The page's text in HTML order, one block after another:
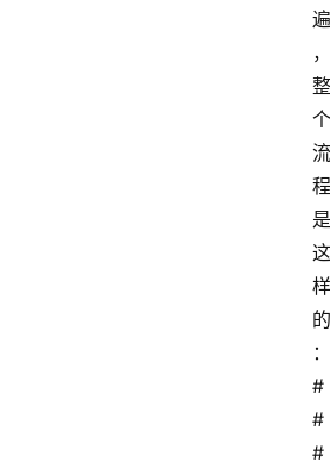
遍
，
整
个
流
程
是
这
样
的
：
#
#
#